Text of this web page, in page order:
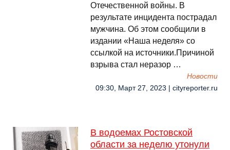
Отечественной войны. В
результате инцидента пострадал
мужчина. Об этом сообщили в
издании «Наша неделя» со
ссылкой на источники.Причиной
взрыва стал неразор …
Новости
09:30, Март 27, 2023 | cityreporter.ru
В водоемах Ростовской
области за неделю утонули